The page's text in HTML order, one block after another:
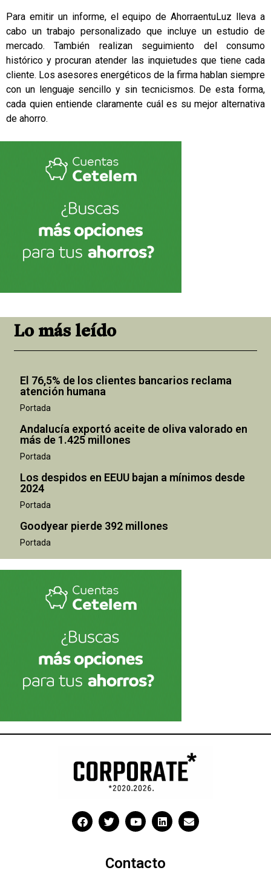
Para emitir un informe, el equipo de AhorraentuLuz lleva a
cabo un trabajo personalizado que incluye un estudio de
mercado. También realizan seguimiento del consumo
histórico y procuran atender las inquietudes que tiene cada
cliente. Los asesores energéticos de la firma hablan siempre
con un lenguaje sencillo y sin tecnicismos. De esta forma,
cada quien entiende claramente cuál es su mejor alternativa
de ahorro.
Lo más leído
El 76,5% de los clientes bancarios reclama
atención humana
Portada
Andalucía exportó aceite de oliva valorado en
más de 1.425 millones
Portada
Los despidos en EEUU bajan a mínimos desde
2024
Portada
Goodyear pierde 392 millones
Portada
Contacto